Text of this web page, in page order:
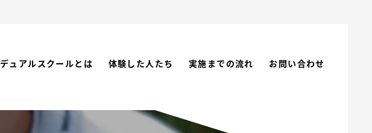
デュアルスクールとは 体験した人たち 実施までの流れ お問い合わせ